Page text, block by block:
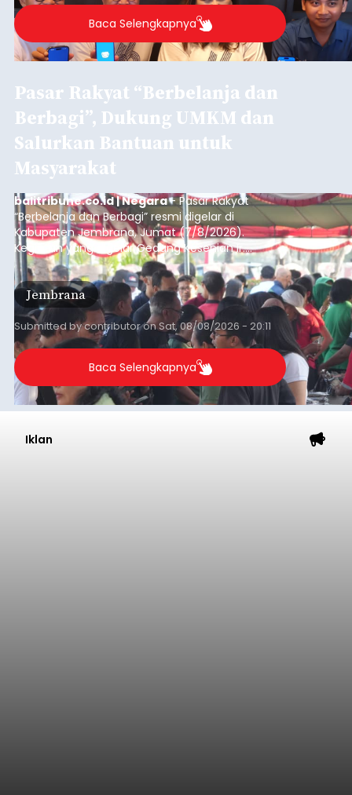
Baca Selengkapnya
Pasar Rakyat “Berbelanja dan
Berbagi”, Dukung UMKM dan
Salurkan Bantuan untuk
Masyarakat
balitribune.co.id | Negara- Pasar Rakyat
“Berbelanja dan Berbagi” resmi digelar di
Kabupaten Jembrana, Jumat (7/8/2026).
Kegiatan yang digelar Gedung Kesenian Ir.
Soekarno ini memadukan pemberdayaan
ekonomi masyarakat dengan aksi sosial tersebut
mendapat antusiasme tinggi dan mencatat nilai
transaksi mencapai Rp672.733.200.
Jembrana
Submitted bycontributoronSat, 08/08/2026 - 20:11
Baca Selengkapnya
Iklan